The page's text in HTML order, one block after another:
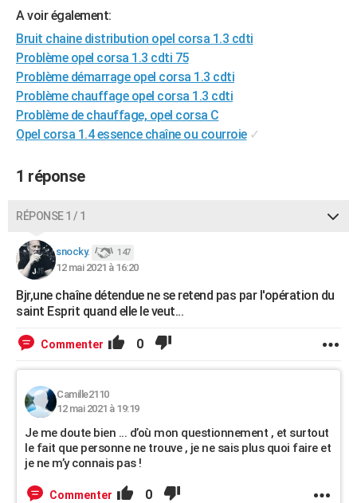
FORUM
Bricolage
Lifestyle
Culture
Sport
Auto
Television
Voyage
Cinema
A voir également:
Bruit chaine distribution opel corsa 1.3 cdti
Problème opel corsa 1.3 cdti 75
Problème démarrage opel corsa 1.3 cdti
Problème chauffage opel corsa 1.3 cdti
Problème de chauffage, opel corsa C
Opel corsa 1.4 essence chaîne ou courroie ✓
1 réponse
RÉPONSE 1 / 1
snocky. 147
12 mai 2021 à 16:20
Bjr,une chaîne détendue ne se retend pas par l'opération du
saint Esprit quand elle le veut...
Commenter 0
Camille2110
12 mai 2021 à 19:19
Je me doute bien ... d’où mon questionnement , et surtout
le fait que personne ne trouve , je ne sais plus quoi faire et
je ne m’y connais pas !
Commenter 0